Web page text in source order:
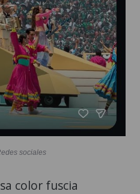
sociales
color fuscia